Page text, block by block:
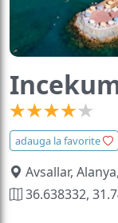
adauga la favorite
Avsallar,
36.638332,